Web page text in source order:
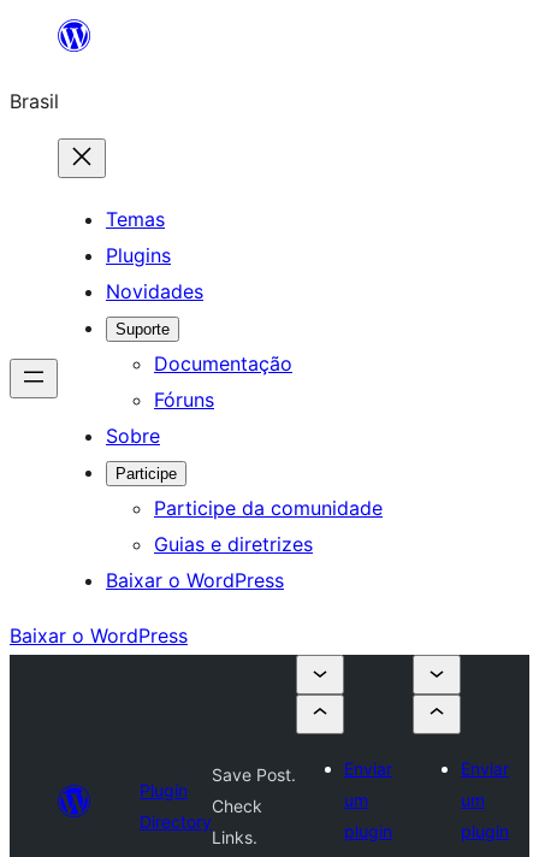
o
conteúdo
Brasil
Temas
Plugins
Novidades
Suporte
Documentação
Fóruns
Sobre
Participe
Participe da comunidade
Guias e diretrizes
Baixar o WordPress
Baixar o WordPress
Plugin
Directory
Save Post.
Check
Links.
Enviar
um
plugin
Enviar
um
plugin